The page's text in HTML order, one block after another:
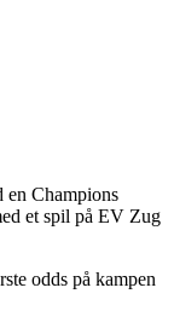
en Champions
et spil på EV Zug
odds på kampen